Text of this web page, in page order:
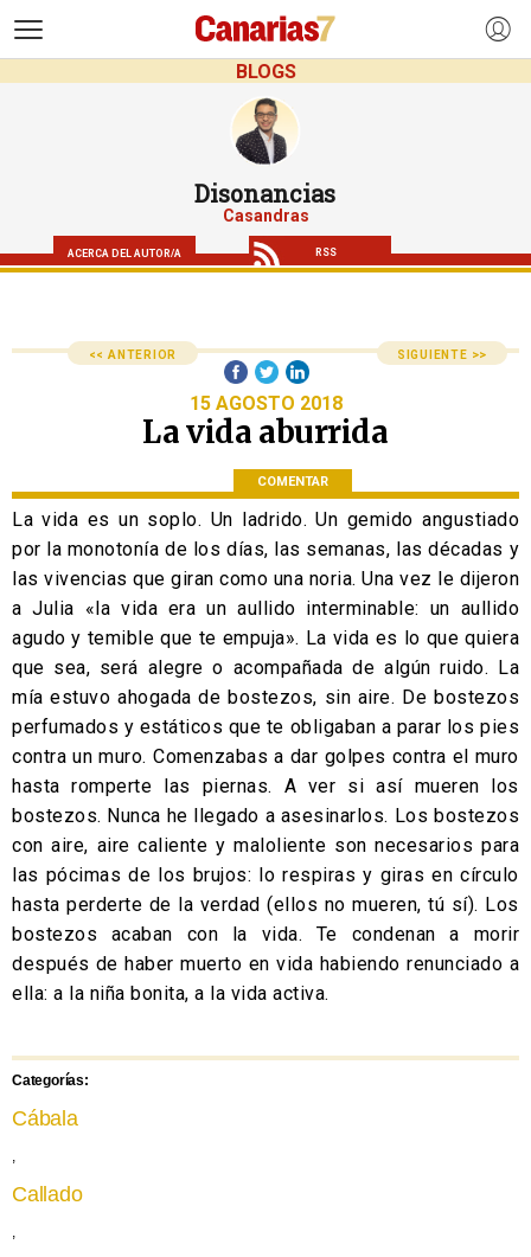
BLOGS
Disonancias
Casandras
ACERCA DEL AUTOR/A RSS
<< ANTERIOR SIGUIENTE >>
15 AGOSTO 2018
La vida aburrida
COMENTAR
La vida es un soplo. Un ladrido. Un gemido angustiado
por la monotonía de los días, las semanas, las décadas y
las vivencias que giran como una noria. Una vez le dijeron
a Julia «la vida era un aullido interminable: un aullido
agudo y temible que te empuja». La vida es lo que quiera
que sea, será alegre o acompañada de algún ruido. La
mía estuvo ahogada de bostezos, sin aire. De bostezos
perfumados y estáticos que te obligaban a parar los pies
contra un muro. Comenzabas a dar golpes contra el muro
hasta romperte las piernas. A ver si así mueren los
bostezos. Nunca he llegado a asesinarlos. Los bostezos
con aire, aire caliente y maloliente son necesarios para
las pócimas de los brujos: lo respiras y giras en círculo
hasta perderte de la verdad (ellos no mueren, tú sí). Los
bostezos acaban con la vida. Te condenan a morir
después de haber muerto en vida habiendo renunciado a
ella: a la niña bonita, a la vida activa.
Categorías:
Cábala
,
Callado
,